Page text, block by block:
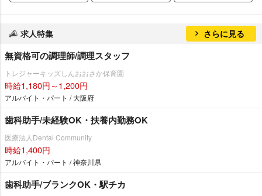
求人特集 さらに見る
無資格可の調理師/調理スタッフ
トレジャーキッズしんおおさか保育園
時給1,180円～1,200円
アルバイト・パート / 大阪府
歯科助手/未経験OK・扶養内勤務OK
医療法人Dental Community
時給1,400円
アルバイト・パート / 神奈川県
歯科助手/ブランクOK・駅チカ